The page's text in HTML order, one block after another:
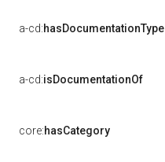
a-cd:hasDocumentationType
a-cd:isDocumentationOf
core:hasCategory